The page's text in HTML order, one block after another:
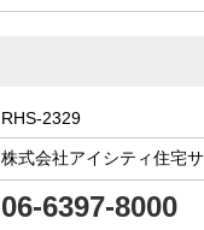
RHS-2329
株式会社アイシティ住宅
06-6397-8000